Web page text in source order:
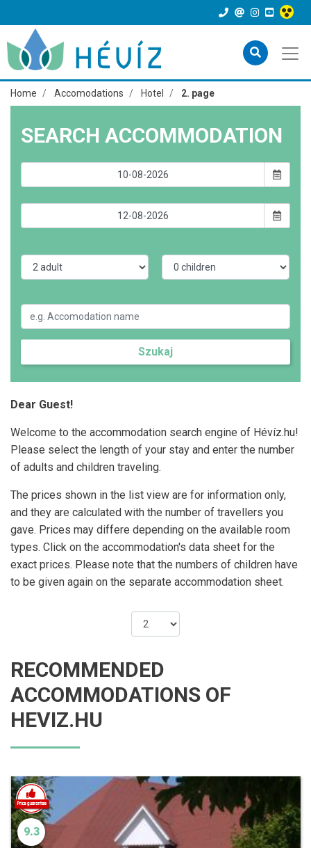
Home Accomodations Hotel 2. page
SEARCH ACCOMMODATION
Szukaj
Dear Guest!
Welcome to the accommodation search engine of Hévíz.hu!
Please select the length of your stay and enter the number
of adults and children traveling.
The prices shown in the list view are for information only,
and they are calculated with the number of travellers you
gave. Prices may differe depending on the available room
types. Click on the accommodation's data sheet for the
exact prices. Please note that the numbers of children have
to be given again on the separate accommodation sheet.
RECOMMENDED
ACCOMMODATIONS OF
HEVIZ.HU
9.3